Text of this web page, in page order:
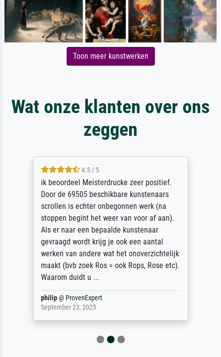
Toon meer kunstwerken
Wat onze klanten over ons
zeggen
4.5 / 5
ik beoordeel Meisterdrucke zeer positief.
Door de 69505 beschikbare kunstenaars
scrollen is echter onbegonnen werk (na
stoppen begint het weer van voor af aan).
Als er naar een bepaalde kunstenaar
gevraagd wordt krijg je ook een aantal
werken van andere wat het onoverzichtelijk
maakt (bvb zoek Ros = ook Rops, Rose etc).
Waarom duidt u ...
philip@ ProvenExpert
September 23, 2025